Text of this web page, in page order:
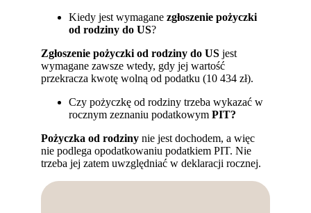
Kiedy jest wymaganezgłoszenie pożyczki
od rodziny do US?
Zgłoszenie pożyczki od rodziny do US jest
wymagane zawsze wtedy, gdy jej wartość
przekracza kwotę wolną od podatku (10 434 zł).
Czy pożyczkę od rodziny trzeba wykazać w
rocznym zeznaniu podatkowymPIT?
Pożyczka od rodzinynie jest dochodem, a więc
nie podlega opodatkowaniu podatkiem PIT. Nie
trzeba jej zatem uwzględniać w deklaracji rocznej.